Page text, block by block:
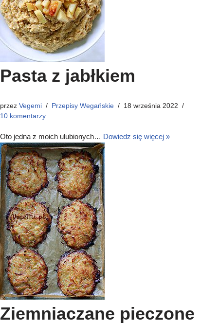
Pasta z jabłkiem
przez Vegemi Przepisy Wegańskie
18 września 2022
10 komentarzy
Oto jedna z moich ulubionych… Dowiedz się więcej »
Ziemniaczane pieczone